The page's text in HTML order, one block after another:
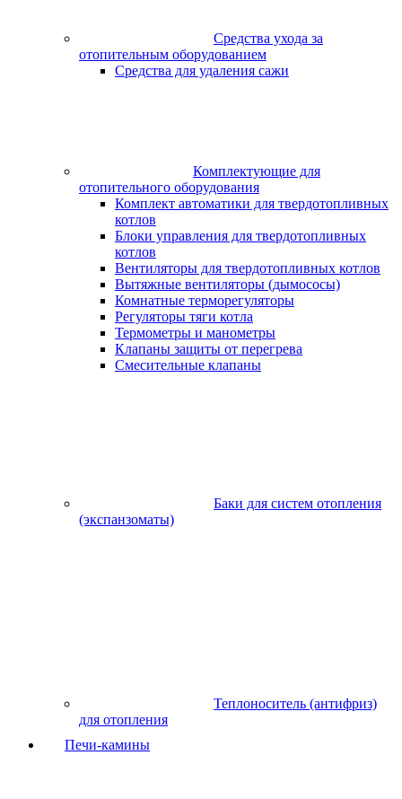
Средства ухода за
отопительным оборудованием
Средства для удаления сажи
Комплектующие для
отопительного оборудования
Комплект автоматики для твердотопливных
котлов
Блоки управления для твердотопливных
котлов
Вентиляторы для твердотопливных котлов
Вытяжные вентиляторы (дымососы)
Комнатные терморегуляторы
Регуляторы тяги котла
Термометры и манометры
Клапаны защиты от перегрева
Смесительные клапаны
Баки для систем отопления
(экспанзоматы)
Теплоноситель (антифриз)
для отопления
Печи-камины